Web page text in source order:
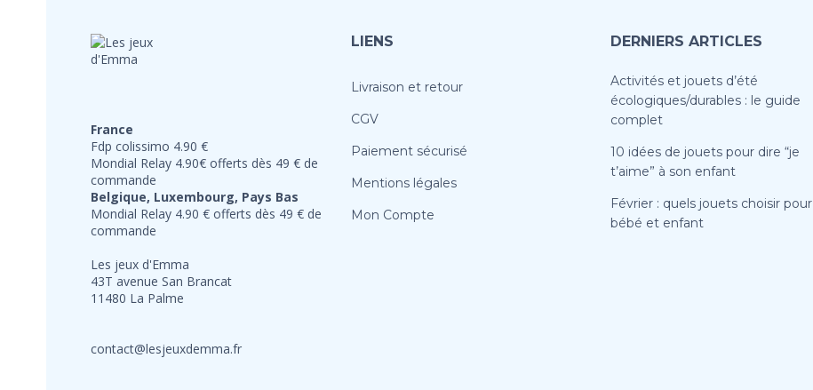
France
Fdp colissimo 4.90 €
Mondial Relay 4.90€ offerts dès 49 € de
commande
Belgique, Luxembourg, Pays Bas
Mondial Relay 4.90 € offerts dès 49 € de
commande
Les jeux d'Emma
43T avenue San Brancat
11480 La Palme
contact@lesjeuxdemma.fr
LIENS
Livraison et retour
CGV
Paiement sécurisé
Mentions légales
Mon Compte
DERNIERS ARTICLES
Activités et jouets d’été
écologiques/durables : le guide
complet
10 idées de jouets pour dire “je
t’aime” à son enfant
Février : quels jouets choisir pour
bébé et enfant